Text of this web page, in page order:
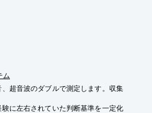
ム
超音波のダブルで測定します。収集
に左右されていた判断基準を一定化